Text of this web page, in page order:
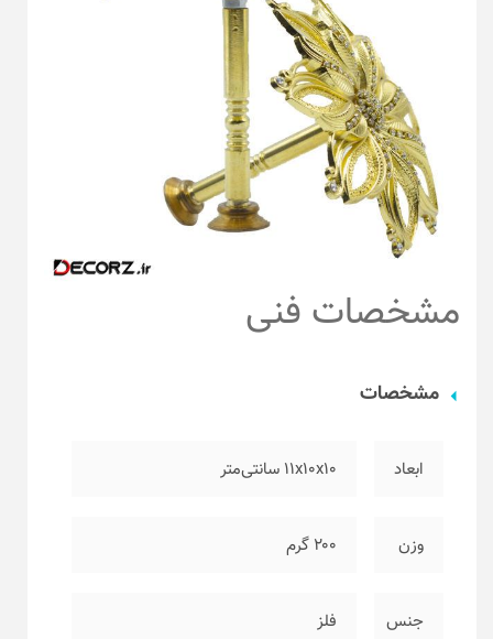
مشخصات فنی
مشخصات
ابعاد ۱۱x10x10 سانتی‌متر
وزن ۲۰۰ گرم
جنس فلز